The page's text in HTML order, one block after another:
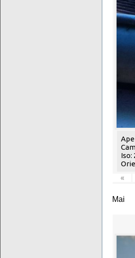
Iso:
«
Mai